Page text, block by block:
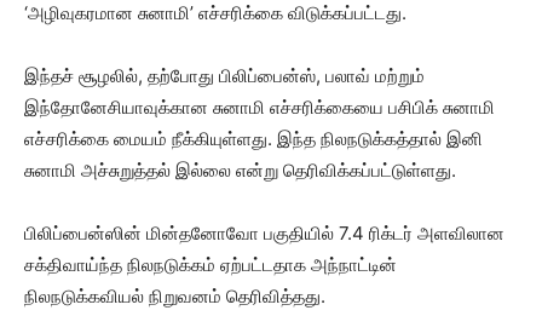
‘அழிவுகரமான சுனாமி’ எச்சரிக்கை விடுக்கப்பட்டது.
இந்தச் சூழலில், தற்போது பிலிப்பைன்ஸ், பலாவ் மற்றும்
இந்தோனேசியாவுக்கான சுனாமி எச்சரிக்கையை பசிபிக் சுனாமி
எச்சரிக்கை மையம் நீக்கியுள்ளது. இந்த நிலநடுக்கத்தால் இனி
சுனாமி அச்சுறுத்தல் இல்லை என்று தெரிவிக்கப்பட்டுள்ளது.
பிலிப்பைன்ஸின் மின்தனோவோ பகுதியில் 7.4 ரிக்டர் அளவிலான
சக்திவாய்ந்த நிலநடுக்கம் ஏற்பட்டதாக அந்நாட்டின்
நிலநடுக்கவியல் நிறுவனம் தெரிவித்தது.